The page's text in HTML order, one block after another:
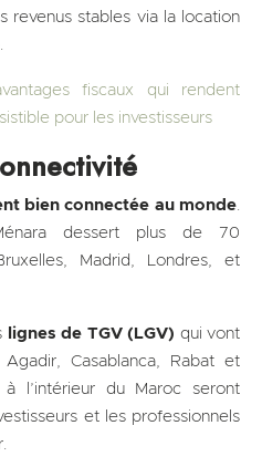
revenus stables via la location
fiscaux qui rendent
pour les investisseurs
bien connectée au monde.
dessert plus de 70
Madrid, Londres, et
lignes de TGV (LGV) qui vont
Casablanca, Rabat et
l’intérieur du Maroc seront
et les professionnels